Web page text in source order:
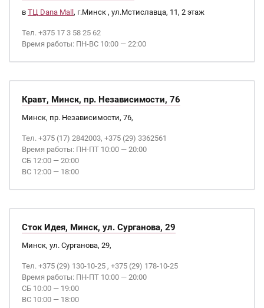
в ТЦ Dana Mall , г.Минск , ул.Мстиславца, 11, 2 этаж
Тел. +375 17 3 58 25 62
Время работы: ПН-ВС 10:00 — 22:00
Кравт, Минск, пр. Независимости, 76
Минск, пр. Независимости, 76,
Тел. +375 (17) 2842003, +375 (29) 3362561
Время работы: ПН-ПТ 10:00 — 20:00
СБ 12:00 — 20:00
ВС 12:00 — 18:00
Сток Идея, Минск, ул. Сурганова, 29
Минск, ул. Сурганова, 29,
Тел. +375 (29) 130-10-25 , +375 (29) 178-10-25
Время работы: ПН-ПТ 10:00 — 20:00
СБ 10:00 — 19:00
ВС 10:00 — 18:00